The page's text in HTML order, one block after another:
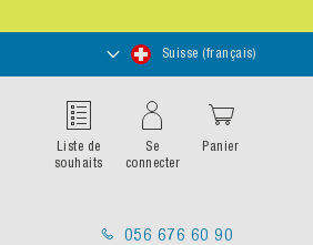
Choisir
Suisse (français)
Liste de
souhaits
Se
connecter
Panier
056 676 60 90